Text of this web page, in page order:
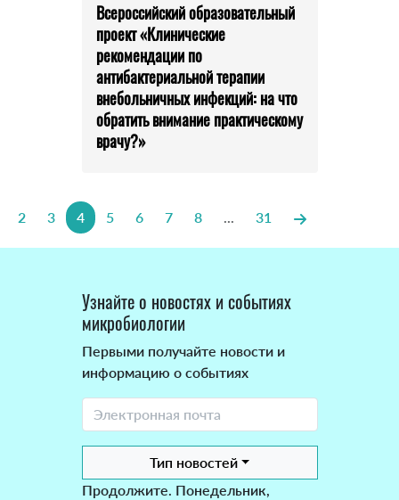
Всероссийский образовательный
проект «Клинические
рекомендации по
антибактериальной терапии
внебольничных инфекций: на что
обратить внимание практическому
врачу?»
2 3 4 5 6 7 8 ... 31
Узнайте о новостях и событиях
микробиологии
Первыми получайте новости и
информацию о событиях
Тип новостей
Продолжите. Понедельник,